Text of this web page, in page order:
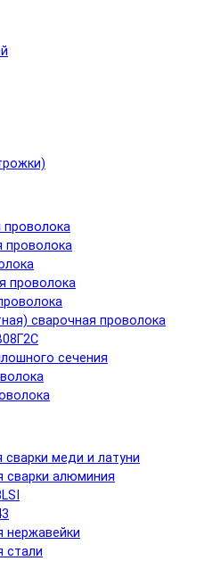
проволока
проволока
сварочная проволока
сечения
меди и латуни
сварки алюминия
нержавейки
стали